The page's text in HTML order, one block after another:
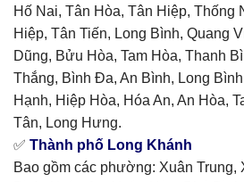
Hố Nai, Tân Hòa, Tân Hiệp, Thống
Hiệp, Tân Tiến, Long Bình, Quang
Dũng, Bửu Hòa, Tam Hòa, Thanh
Thắng, Bình Đa, An Bình, Long
Hạnh, Hiệp Hòa, Hóa An, An Hòa,
Tân, Long Hưng.
✅ Thành phố Long Khánh
Bao gồm các phường: Xuân Trung,